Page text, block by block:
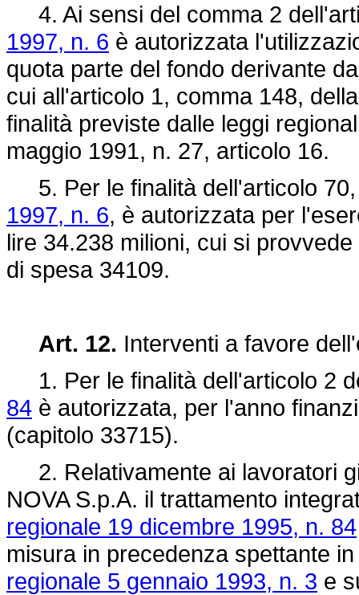
4. Ai sensi del comma 2
1997, n. 6 è autorizzata
quota parte del fondo derivante
cui all'articolo 1, comma 148,
finalità previste dalle leggi
maggio 1991, n. 27, articolo 16.
5. Per le finalità dell'articolo
1997, n. 6, è autorizzata per
lire 34.238 milioni, cui si
di spesa 34109.
Art. 12. Interventi a favore
1. Per le finalità dell'articolo 2
84 è autorizzata, per l'anno
(capitolo 33715).
2. Relativamente ai lavoratori
NOVA S.p.A. il trattamento
regionale 19 dicembre 1995, n. 84
misura in precedenza spettante
regionale 5 gennaio 1993, n. 3 e